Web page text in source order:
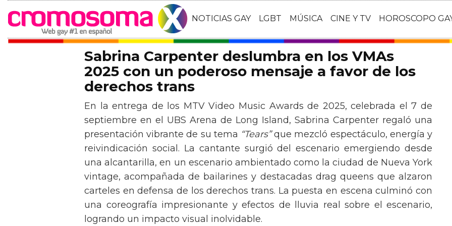
NOTICIAS GAY LGBT MÚSICA CINE Y TV HOROSCOPO
Sabrina Carpenter deslumbra en los VMAs
2025 con un poderoso mensaje a favor de los
derechos trans
En la entrega de los MTV Video Music Awards de 2025, celebrada el 7 de
septiembre en el UBS Arena de Long Island, Sabrina Carpenter regaló una
presentación vibrante de su tema “Tears”que mezcló espectáculo, energía y
reivindicación social. La cantante surgió del escenario emergiendo desde
una alcantarilla, en un escenario ambientado como la ciudad de Nueva York
vintage, acompañada de bailarines y destacadas drag queens que alzaron
carteles en defensa de los derechos trans. La puesta en escena culminó con
una coreografía impresionante y efectos de lluvia real sobre el escenario,
logrando un impacto visual inolvidable.